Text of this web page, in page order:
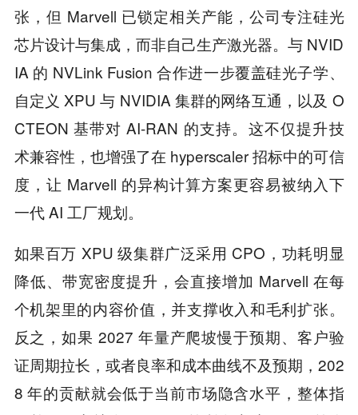
张，但 Marvell 已锁定相关产能，公司专注硅光
芯片设计与集成，而非自己生产激光器。与 NVID
IA 的 NVLink Fusion 合作进一步覆盖硅光子学、
自定义 XPU 与 NVIDIA 集群的网络互通，以及 O
CTEON 基带对 AI-RAN 的支持。这不仅提升技
术兼容性，也增强了在 hyperscaler 招标中的可信
度，让 Marvell 的异构计算方案更容易被纳入下
一代 AI 工厂规划。
如果百万 XPU 级集群广泛采用 CPO，功耗明显
降低、带宽密度提升，会直接增加 Marvell 在每
个机架里的内容价值，并支撑收入和毛利扩张。
反之，如果 2027 年量产爬坡慢于预期、客户验
证周期拉长，或者良率和成本曲线不及预期，202
8 年的贡献就会低于当前市场隐含水平，整体指